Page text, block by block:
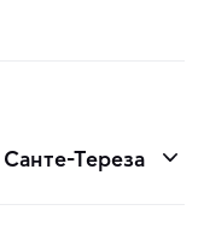
Тереза